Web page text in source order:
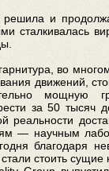
и
сталкивалась
во
движений,
мощную
за 50 тысяч
реальности
— научным
благодаря
стоить сущие